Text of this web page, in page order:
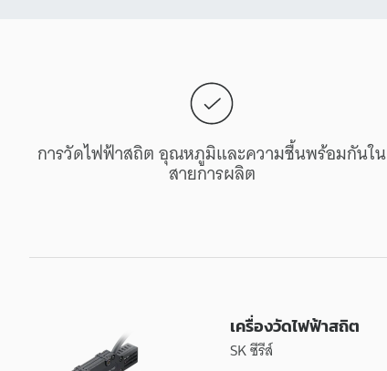
การวัดไฟฟ้าสถิตอุณหภูมิและความชื้นพร้อมกันใน
สายการผลิต
เครื่องวัดไฟฟ้าสถิต
SK ซีรีส์